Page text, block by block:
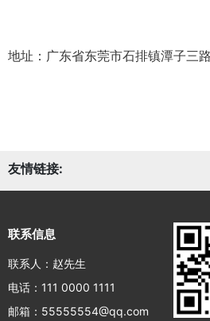
地址：广东省东莞市石排镇潭子三路
友情链接:
联系信息
联系人：赵先生
电话：111 0000 1111
邮箱：55555554@qq.com